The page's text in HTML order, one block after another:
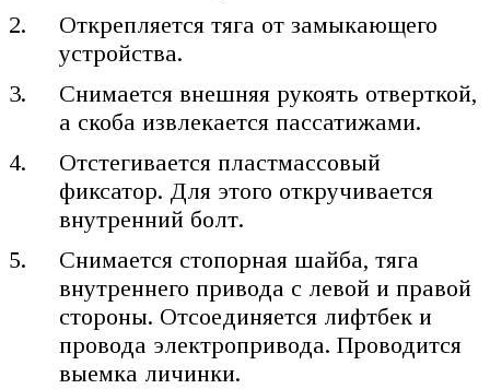
Открепляется тяга от замыкающего
устройства.
Снимается внешняя рукоять отверткой,
а скоба извлекается пассатижами.
Отстегивается пластмассовый
фиксатор. Для этого откручивается
внутренний болт.
Снимается стопорная шайба, тяга
внутреннего привода с левой и правой
стороны. Отсоединяется лифтбек и
провода электропривода. Проводится
выемка личинки.